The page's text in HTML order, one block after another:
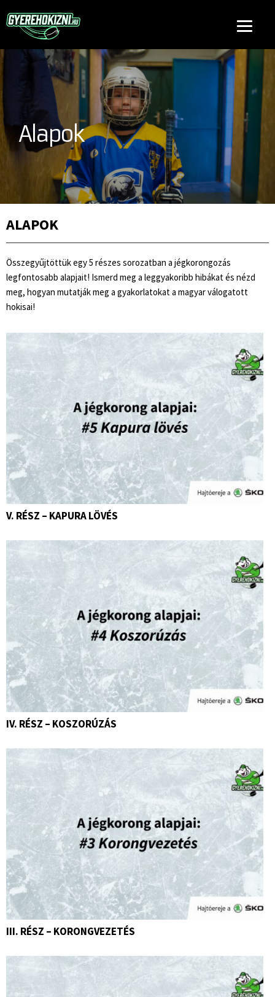
Alapok
ALAPOK
Összegyűjtöttük egy 5 részes sorozatban a jégkorongozás
legfontosabb alapjait! Ismerd meg a leggyakoribb hibákat és nézd
meg, hogyan mutatják meg a gyakorlatokat a magyar válogatott
hokisai!
V. RÉSZ – KAPURA LÖVÉS
IV. RÉSZ – KOSZORÚZÁS
III. RÉSZ – KORONGVEZETÉS